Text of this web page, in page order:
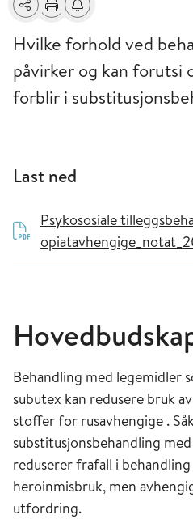
Del Skriv utFå varsel om endringer
Hvilke forhold ved
påvirker og kan forutsi
forblir i
Last ned
Psykososiale
Behandling med legemidler
subutex kan redusere bruk
stoffer for rusavhengige .
substitusjonsbehandling
reduserer frafall i
heroinmisbruk, men
utfordring.